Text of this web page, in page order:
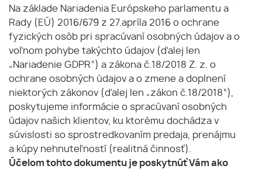
Na základe Nariadenia Európskeho parlamentu a
Rady (EÚ) 2016/679 z 27.apríla 2016 o ochrane
fyzických osôb pri spracúvaní osobných údajov a o
voľnom pohybe takýchto údajov (ďalej len
„Nariadenie GDPR“) a zákona č.18/2018 Z. z. o
ochrane osobných údajov a o zmene a doplnení
niektorých zákonov (ďalej len „zákon č.18/2018“),
poskytujeme informácie o spracúvaní osobných
údajov našich klientov, ku ktorému dochádza v
súvislosti so sprostredkovaním predaja, prenájmu
a kúpy nehnuteľností (realitná činnosť).
Účelom tohto dokumentu je poskytnúť Vám ako